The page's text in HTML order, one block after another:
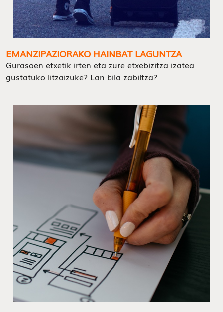
EMANZIPAZIORAKO HAINBAT LAGUNTZA
Gurasoen etxetik irten eta zure etxebizitza izatea
gustatuko litzaizuke? Lan bila zabiltza?